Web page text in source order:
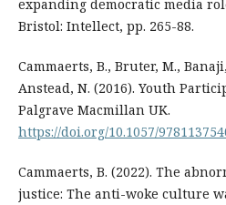
expanding democratic media
Bristol: Intellect, pp. 265-88.
Cammaerts, B., Bruter, M.,
Anstead, N. (2016). Youth
Palgrave Macmillan UK.
https://doi.org/10.1057/
Cammaerts, B. (2022). The
justice: The anti-woke culture